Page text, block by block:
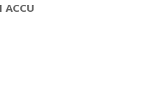
ACCU